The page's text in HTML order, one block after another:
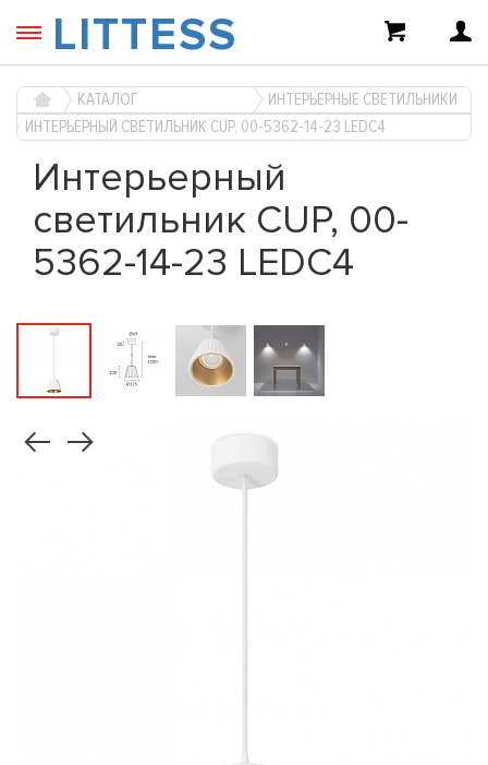
LITTESS
КАТАЛОГ
ИНТЕРЬЕРНЫЕ СВЕТИЛЬНИКИ
ИНТЕРЬЕРНЫЙ СВЕТИЛЬНИК CUP, 00-5362-14-23 LEDC4
Интерьерный
светильник CUP, 00-
5362-14-23 LEDC4